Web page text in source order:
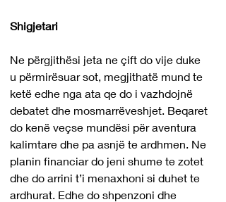
Shigjetari
Ne përgjithësi jeta ne çift do vije duke
u përmirësuar sot, megjithatë mund te
ketë edhe nga ata qe do i vazhdojnë
debatet dhe mosmarrëveshjet. Beqaret
do kenë veçse mundësi për aventura
kalimtare dhe pa asnjë te ardhmen. Ne
planin financiar do jeni shume te zotet
dhe do arrini t’i menaxhoni si duhet te
ardhurat. Edhe do shpenzoni dhe